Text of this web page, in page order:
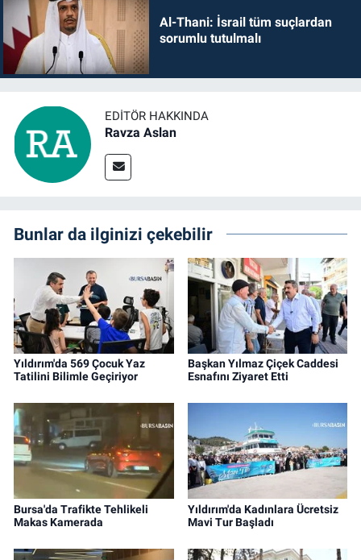
Al-Thani: İsrail tüm suçlardan
sorumlu tutulmalı
EDITÖR HAKKINDA
Ravza Aslan
Bunlar da ilginizi çekebilir
Yıldırım'da 569 Çocuk Yaz
Tatilini Bilimle Geçiriyor
Başkan Yılmaz Çiçek Caddesi
Esnafını Ziyaret Etti
Bursa'da Trafikte Tehlikeli
Makas Kamerada
Yıldırım'da Kadınlara Ücretsiz
Mavi Tur Başladı